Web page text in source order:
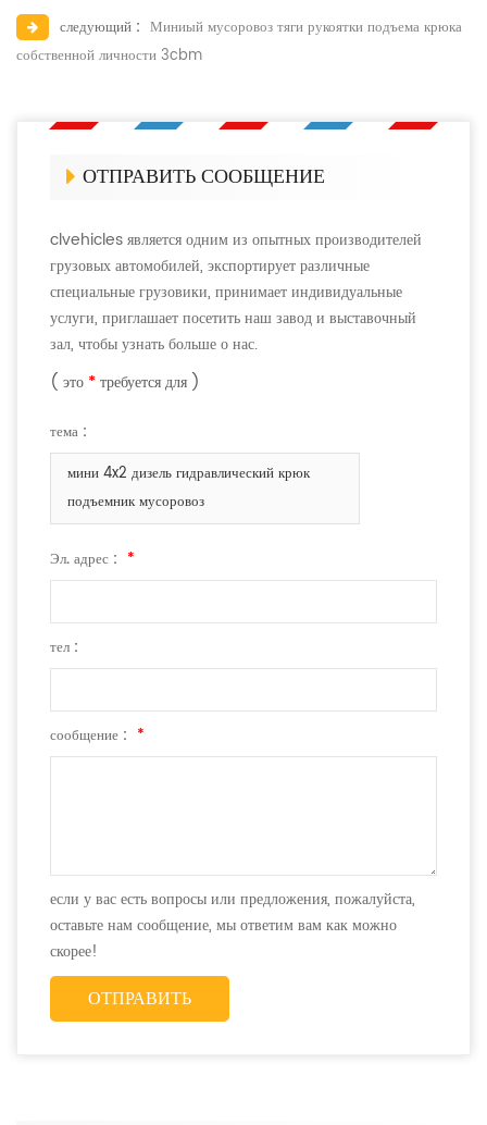
следующий : Миниый мусоровоз тяги рукоятки подъема крюка
собственной личности 3cbm
ОТПРАВИТЬ СООБЩЕНИЕ
clvehicles является одним из опытных производителей
грузовых автомобилей, экспортирует различные
специальные грузовики, принимает индивидуальные
услуги, приглашает посетить наш завод и выставочный
зал, чтобы узнать больше о нас.
( это * требуется для )
тема :
мини 4x2 дизель гидравлический крюк
подъемник мусоровоз
Эл. адрес : *
тел :
сообщение : *
если у вас есть вопросы или предложения, пожалуйста,
оставьте нам сообщение, мы ответим вам как можно
скорее!